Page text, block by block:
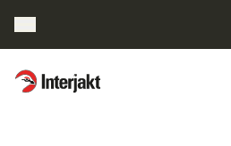
Interjakt SE